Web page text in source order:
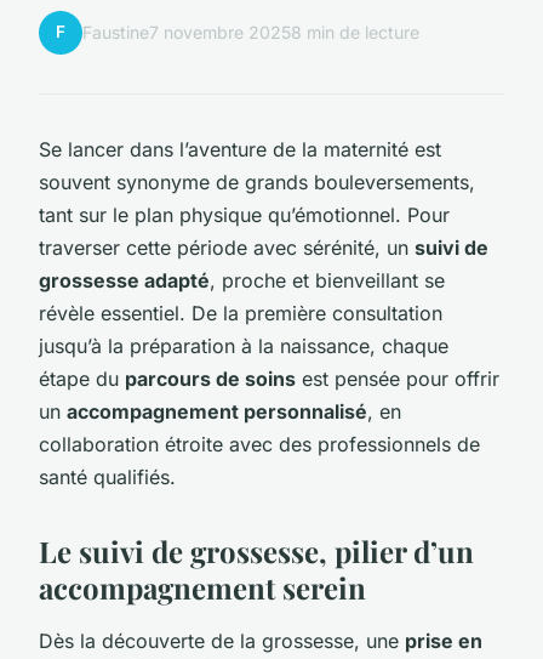
F Faustine7 novembre 20258 min de lecture
Se lancer dans l’aventure de la maternité est
souvent synonyme de grands bouleversements,
tant sur le plan physique qu’émotionnel. Pour
traverser cette période avec sérénité, un suivi de
grossesse adapté, proche et bienveillant se
révèle essentiel. De la première consultation
jusqu’à la préparation à la naissance, chaque
étape du parcours de soins est pensée pour offrir
un accompagnement personnalisé, en
collaboration étroite avec des professionnels de
santé qualifiés.
Le suivi de grossesse, pilier d’un
accompagnement serein
Dès la découverte de la grossesse, une prise en